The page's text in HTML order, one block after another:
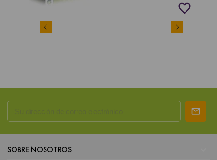
favorite_border
SOBRE NOSOTROS